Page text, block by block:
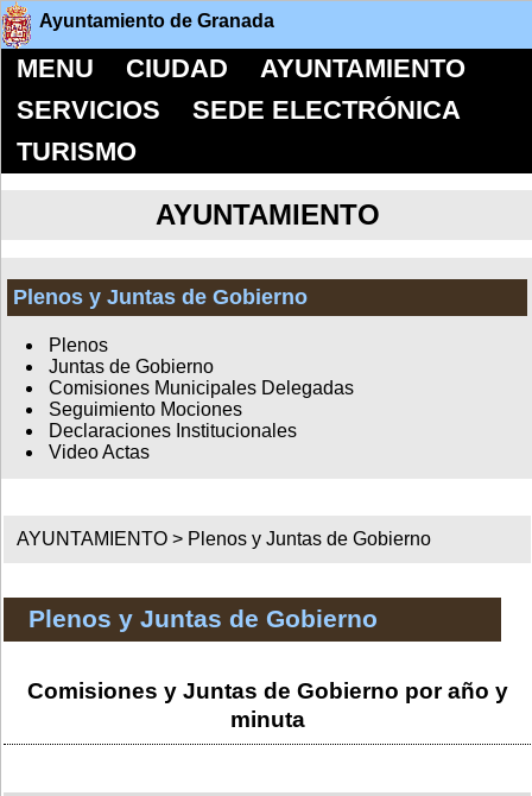
Ayuntamiento de Granada
MENU CIUDAD
AYUNTAMIENTO
SERVICIOS
SEDE ELECTRÓNICA
TURISMO
AYUNTAMIENTO
Plenos y Juntas de Gobierno
Plenos
Juntas de Gobierno
Comisiones Municipales Delegadas
Seguimiento Mociones
Declaraciones Institucionales
Video Actas
AYUNTAMIENTO > Plenos y Juntas de Gobierno
Plenos y Juntas de Gobierno
Comisiones y Juntas de Gobierno por año y
minuta